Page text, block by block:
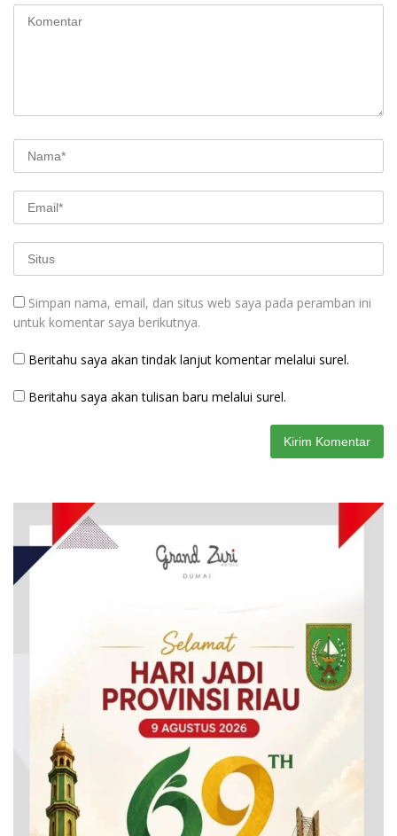
Simpan nama, email, dan situs web saya pada peramban ini
untuk komentar saya berikutnya.
Beritahu saya akan tindak lanjut komentar melalui surel.
Beritahu saya akan tulisan baru melalui surel.